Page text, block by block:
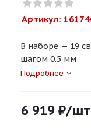
Артикул:
В наборе — 19
шагом 0.5 мм
Подробнее
6 919 ₽/шт